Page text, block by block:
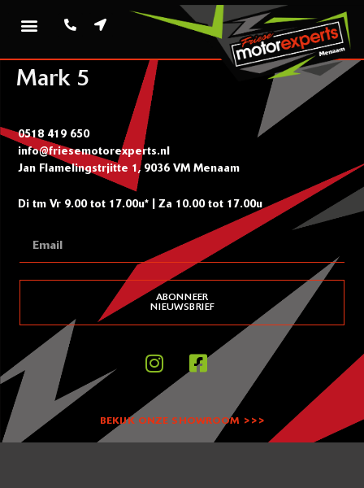
Mark 5
0518 419 650
info@friesemotorexperts.nl
Jan Flamelingstrjitte 1, 9036 VM Menaam
Di tm Vr 9.00 tot 17.00u* | Za 10.00 tot 17.00u
ABONNEER
NIEUWSBRIEF
BEKIJK ONZE SHOWROOM >>>